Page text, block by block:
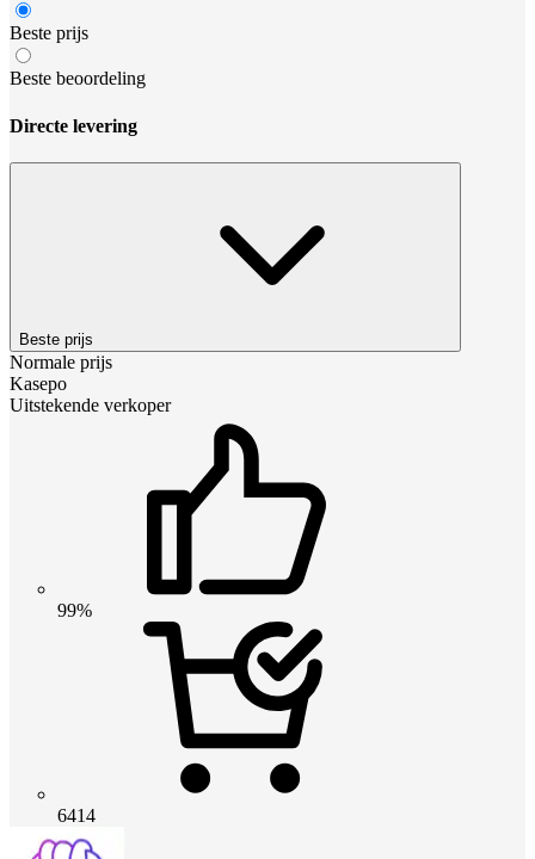
Beste prijs
Beste beoordeling
Directe levering
Beste prijs
Normale prijs
Kasepo
Uitstekende verkoper
99%
6414